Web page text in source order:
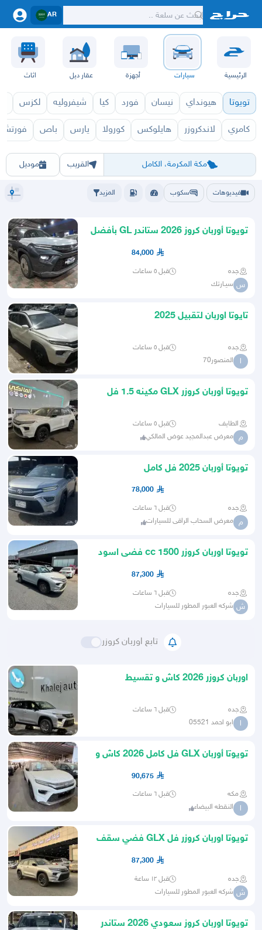
AR
الرئيسية سيارات أجهزة عقار ديل اثاث
تويوتا هيونداي نيسان فورد كيا شيفروليه لكزس
كامري لاندكروزر هايلوكس كورولا يارس باص
مكة المكرمة، الكامل
الرياض جده مكه حفر الباطن تبوك القصيمحائل أبها الباحة
القريب موديل
اوربان كروزر 2027
فيديوهات سكوب المزيد
تويوتا أوربان كروز 2026 ستاندر GL بأفضل
84,000
جده قبل ٥ ساعات
س سيـارتك
تايوتا اوربان لتقبيل 2025
جده قبل ٥ ساعات
ا المنصور70
تويوتا أوربان كروزر GLX مكينه 1.5 فل
الطايف قبل ٥ ساعات
م معرض عبدالمجيد عوض المالكي
تويوتا أوربان 2025 فل كامل
78,000
جده قبل ٦ ساعات
م معرض السحاب الراقى للسيارات
تويوتا اوربان كروزر 1500 cc فضى اسود
87,300
جده قبل ٦ ساعات
ش شركه العبور المطور للسيارات
تابع اوربان كروزر
اوربان كروزر 2026 كاش و تقسيط
جده قبل ٦ ساعات
ا ابو احمد 05521
تويوتا أوربان GLX فل كامل 2026 كاش و
90,675
مكه قبل ٦ ساعات
ا النقطه البيضاء
تويوتا اوربان كروزر فل GLX فضي سقف
87,300
جده قبل ١٢ ساعة
ش شركه العبور المطور للسيارات
تويوتا اوربان كروز سعودي 2026 ستاندر